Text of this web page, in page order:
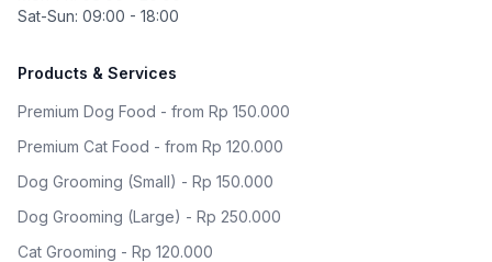
Sat-Sun: 09:00 - 18:00
Products & Services
Premium Dog Food - from Rp 150.000
Premium Cat Food - from Rp 120.000
Dog Grooming (Small) - Rp 150.000
Dog Grooming (Large) - Rp 250.000
Cat Grooming - Rp 120.000